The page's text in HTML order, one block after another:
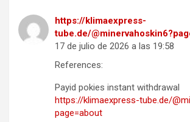
https://klimaexpress-
tube.de/
17 de julio de 2026 a las 19:58
References:
Payid pokies instant withdrawal
https://klimaexpress-tube.de/
page=about